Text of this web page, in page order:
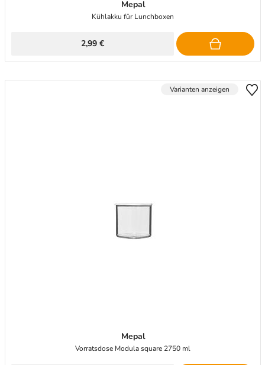
Mepal
Kühlakku für Lunchboxen
2,99 €
Varianten anzeigen
Mepal
Vorratsdose Modula square 2750 ml